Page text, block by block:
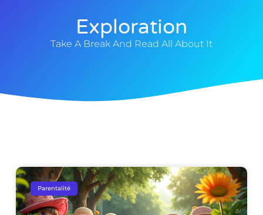
Exploration
Take A Break And Read All About It
Parentalité